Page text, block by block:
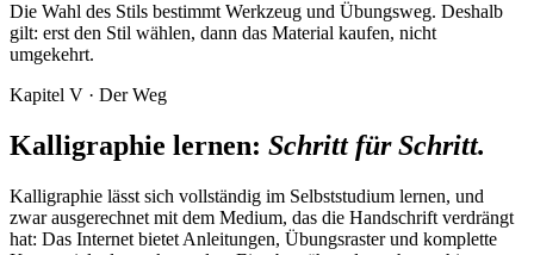
Die Wahl des Stils bestimmt Werkzeug und Übungsweg. Deshalb
gilt: erst den Stil wählen, dann das Material kaufen, nicht
umgekehrt.
Kapitel V · Der Weg
Kalligraphie lernen: Schritt für Schritt.
Kalligraphie lässt sich vollständig im Selbststudium lernen, und
zwar ausgerechnet mit dem Medium, das die Handschrift verdrängt
hat: Das Internet bietet Anleitungen, Übungsraster und komplette